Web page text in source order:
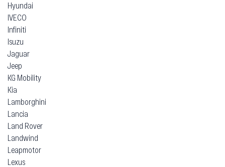
Hyundai
IVECO
Infiniti
Isuzu
Jaguar
Jeep
KG Mobility
Kia
Lamborghini
Lancia
Land Rover
Landwind
Leapmotor
Lexus